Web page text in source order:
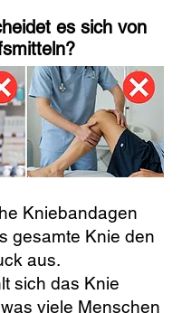
es sich von
Kniebandagen
gesamte Knie den
aus.
sich das Knie
viele Menschen